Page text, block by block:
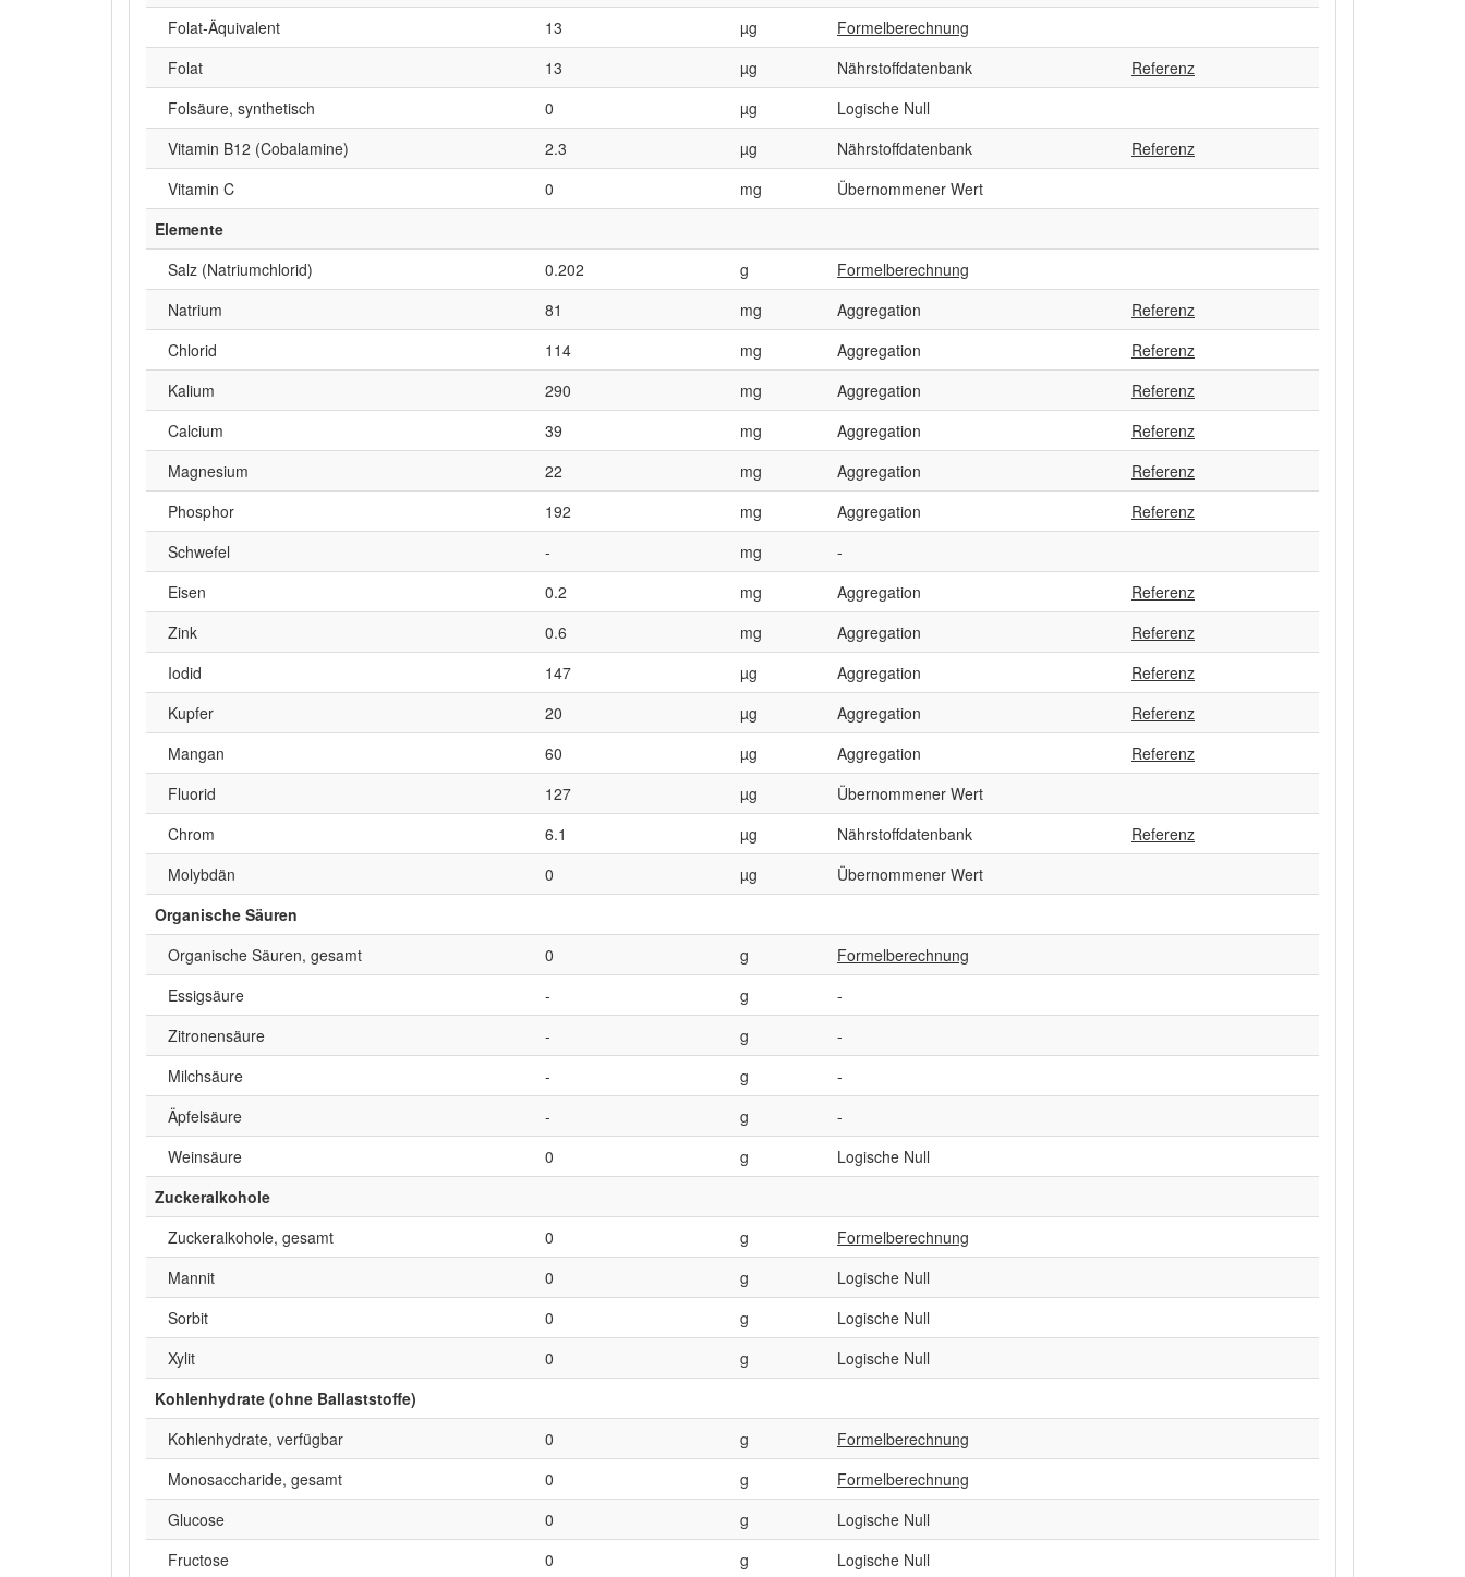
Folat-Äquivalent
13 µg
Formelberechnung
Folat
13 µg Nährstoffdatenbank
Referenz
Folsäure, synthetisch
0 µg
Logische Null
Vitamin B12 (Cobalamine)
2.3 µg Nährstoffdatenbank
Referenz
Vitamin C
0 mg
Übernommener Wert
Elemente
Salz (Natriumchlorid)
0.202 g
Formelberechnung
Natrium
81 mg Aggregation
Referenz
Chlorid
114 mg Aggregation
Referenz
Kalium
290 mg Aggregation
Referenz
Calcium
39 mg Aggregation
Referenz
Magnesium
22 mg Aggregation
Referenz
Phosphor
192 mg Aggregation
Referenz
Schwefel
- mg
-
Eisen
0.2 mg Aggregation
Referenz
Zink
0.6 mg Aggregation
Referenz
Iodid
147 µg Aggregation
Referenz
Kupfer
20 µg Aggregation
Referenz
Mangan
60 µg Aggregation
Referenz
Fluorid
127 µg
Übernommener Wert
Chrom
6.1 µg Nährstoffdatenbank
Referenz
Molybdän
0 µg
Übernommener Wert
Organische Säuren
Organische Säuren, gesamt
0 g
Formelberechnung
Essigsäure
- g
-
Zitronensäure
- g
-
Milchsäure
- g
-
Äpfelsäure
- g
-
Weinsäure
0 g
Logische Null
Zuckeralkohole
Zuckeralkohole, gesamt
0 g
Formelberechnung
Mannit
0 g
Logische Null
Sorbit
0 g
Logische Null
Xylit
0 g
Logische Null
Kohlenhydrate (ohne Ballaststoffe)
Kohlenhydrate, verfügbar
0 g
Formelberechnung
Monosaccharide, gesamt
0 g
Formelberechnung
Glucose
0 g
Logische Null
Fructose
0 g Logische Null